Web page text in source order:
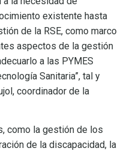
existente hasta
de la RSE, como marco
aspectos de la gestión
a las PYMES
Sanitaria”, tal y
coordinador de la
como la gestión de los
de la discapacidad, la